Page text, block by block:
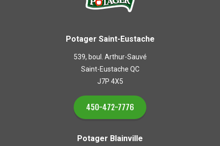
Potager Saint-Eustache
539, boul. Arthur-Sauvé
Saint-Eustache QC
J7P 4X5
450-472-7776
Potager Blainville